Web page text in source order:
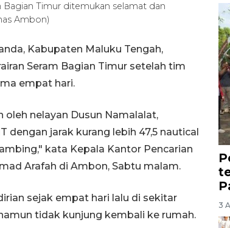
Bagian Timur ditemukan selamat dan
Ambon)
Kabupaten Maluku Tengah,
Seram Bagian Timur setelah tim
empat hari.
oleh nelayan Dusun Namalalat,
dengan jarak kurang lebih 47,5 nautical
kata Kepala Kantor Pencarian
Arafah di Ambon, Sabtu malam.
sejak empat hari lalu di sekitar
tidak kunjung kembali ke rumah.
3